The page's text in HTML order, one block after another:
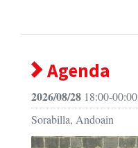
Agenda
2026/08/28 18:00-00:00
Sorabilla, Andoain